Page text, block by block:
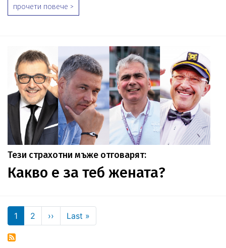
прочети повече >
Тези страхотни мъже отговарят:
Какво е за теб жената?
Pagination
1 2 ›› Next page
Last »